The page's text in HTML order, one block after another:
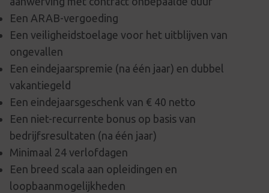
Een ARAB-vergoeding
Een veiligheidstoelage voor het uitblijven van
ongevallen
Een eindejaarspremie (na één jaar) en dubbel
vakantiegeld
Een eindejaarsgeschenk van € 40 netto
Een niet-recurrente bonus op basis van
bedrijfsresultaten (na één jaar)
Minimaal 24 verlofdagen
Een breed scala aan opleidingen en
loopbaanmogelijkheden